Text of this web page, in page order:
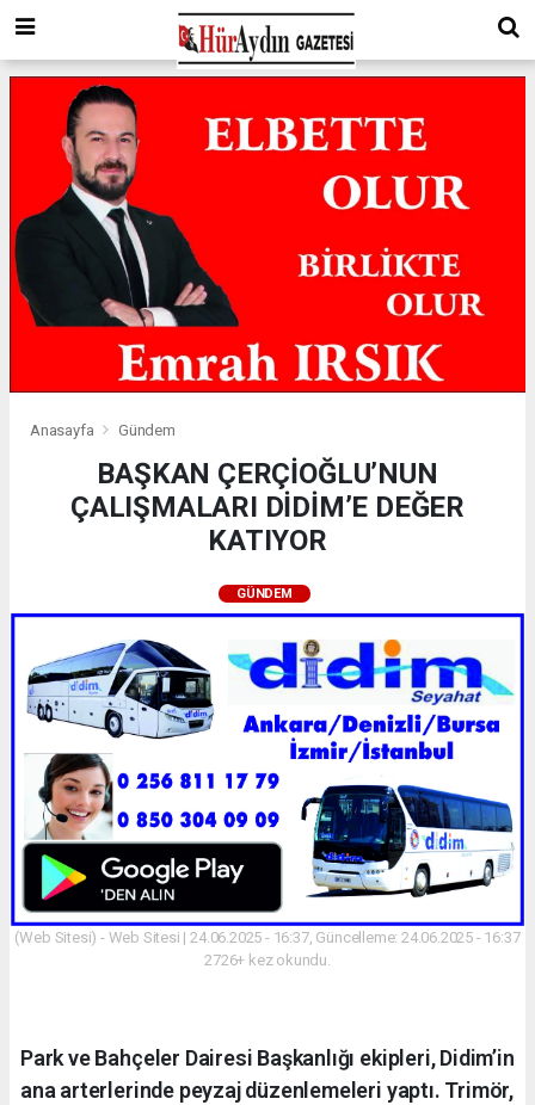
Anasayfa Gündem
BAŞKAN ÇERÇİOĞLU’NUN
ÇALIŞMALARI DİDİM’E DEĞER
KATIYOR
GÜNDEM
(Web Sitesi) - Web Sitesi | 24.06.2025 - 16:37, Güncelleme: 24.06.2025 - 16:37
2726+ kez okundu.
Park ve Bahçeler Dairesi Başkanlığı ekipleri, Didim’in
ana arterlerinde peyzaj düzenlemeleri yaptı. Trimör,